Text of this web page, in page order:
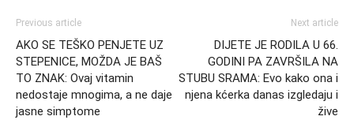
Previous article
AKO SE TEŠKO PENJETE UZ
STEPENICE, MOŽDA JE BAŠ
TO ZNAK: Ovaj vitamin
nedostaje mnogima, a ne daje
jasne simptome
Next article
DIJETE JE RODILA U 66.
GODINI PA ZAVRŠILA NA
STUBU SRAMA: Evo kako ona i
njena kćerka danas izgledaju i
žive